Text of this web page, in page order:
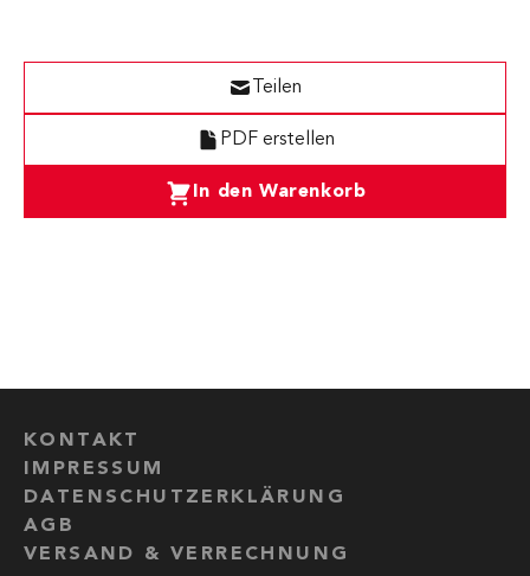
In den Warenkorb
PDF erstellen
Teilen
KONTAKT
IMPRESSUM
DATENSCHUTZERKLÄRUNG
AGB
VERSAND & VERRECHNUNG